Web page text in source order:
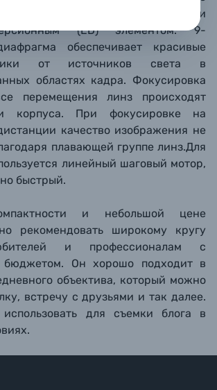
схему с 2 асферическими и
(ED) элементом. 9-
обеспечивает красивые
от источников света в
областях кадра. Фокусировка
перемещения линз происходят
корпуса. При фокусировке на
качество изображения не
плавающей группе линз.Для
линейный шаговый мотор,
быстрый.
и небольшой цене
рекомендовать широкому кругу
и профессионалам с
бюджетом. Он хорошо подходит в
объектива, который можно
встречу с друзьями и так далее.
для съемки блога в